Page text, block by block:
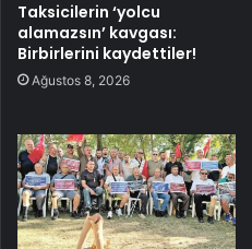
Taksicilerin ‘yolcu
alamazsın’ kavgası:
Birbirlerini kaydettiler!
Ağustos 8, 2026